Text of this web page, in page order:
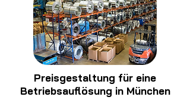
Preisgestaltung für eine
Betriebsauflösung in München